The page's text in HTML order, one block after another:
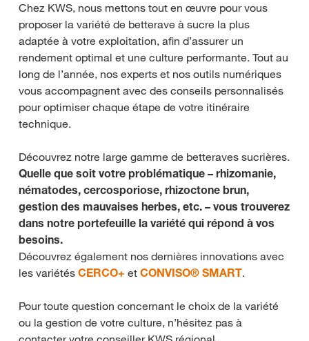
Chez KWS, nous mettons tout en œuvre pour vous
proposer la variété de betterave à sucre la plus
adaptée à votre exploitation, afin d’assurer un
rendement optimal et une culture performante. Tout au
long de l’année, nos experts et nos outils numériques
vous accompagnent avec des conseils personnalisés
pour optimiser chaque étape de votre itinéraire
technique.
Découvrez notre large gamme de betteraves sucrières.
Quelle que soit votre problématique – rhizomanie,
nématodes, cercosporiose, rhizoctone brun,
gestion des mauvaises herbes, etc. – vous trouverez
dans notre portefeuille la variété qui répond à vos
besoins.
Découvrez également nos dernières innovations avec
les variétés CERCO+ et CONVISO® SMART.
Pour toute question concernant le choix de la variété
ou la gestion de votre culture, n’hésitez pas à